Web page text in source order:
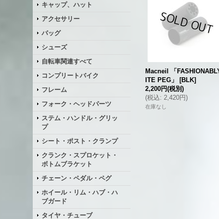
キャップ、ハット
アクセサリー
バッグ
シューズ
自転車関連すべて
コンプリートバイク
フレーム
フォーク・ヘッドパーツ
ステム・ハンドル・グリッ
プ
シート・ポスト・クランプ
クランク・スプロケット・
ボトムブラケット
チェーン・ペダル・ペグ
ホイール・リム・ハブ・ハ
ブガード
タイヤ・チューブ
Macneil 「
ITE PEG」
[BLK]
2,200円(税別)
(税込: 2,420円)
在庫なし